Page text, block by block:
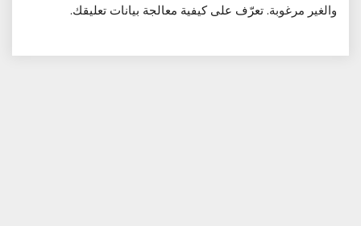
والغير مرغوبة. تعرّف على كيفية معالجة بيانات تعليقك.